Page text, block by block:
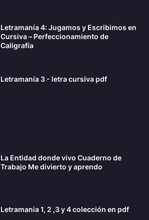
Letramanía 4: Jugamos y Escribimos en
Cursiva – Perfeccionamiento de
Caligrafía
Letramanía 3 - letra cursiva pdf
La Entidad donde vivo Cuaderno de
Trabajo Me divierto y aprendo
Letramania 1, 2 ,3 y 4 colección en pdf